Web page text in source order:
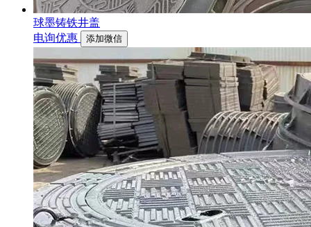
球墨铸铁井盖
电询优惠
添加微信